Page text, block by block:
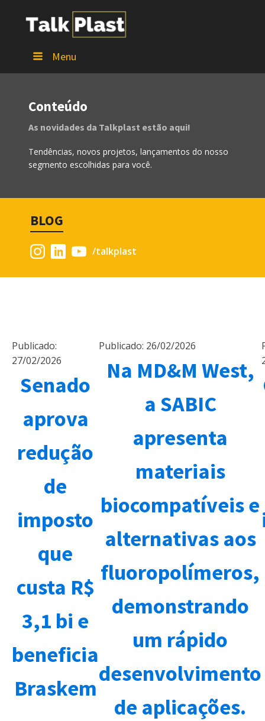
Menu
Conteúdo
As novidades da Talkplast estão aqui!
Tendências, novos projetos, lançamentos do nosso
segmento escolhidas para você.
BLOG
/talkplast
Publicado:
27/02/2026
Senado
aprova
redução
de
imposto
que
custa R$
3,1 bi e
beneficia
Braskem
Publicado: 26/02/2026
Na MD&M West,
a SABIC
apresenta
materiais
biocompatíveis e
alternativas aos
fluoropolímeros,
demonstrando
um rápido
desenvolvimento
de aplicações.